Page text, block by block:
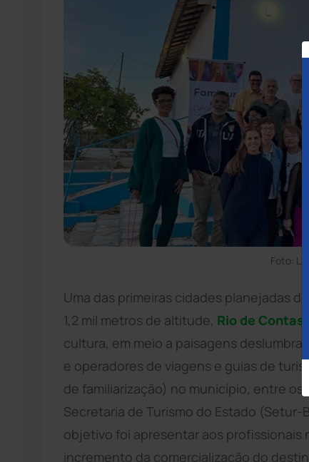
Foto:
Uma das primeiras cidades planejadas do
1,2 mil metros de altitude, Rio de Contas
cultura, em meio a paisagens
e operadores de viagens e guias de
de familiarização) no município, entre os
Secretaria de Turismo do Estado
objetivo foi apresentar aos profissionais
incremento da comercialização do